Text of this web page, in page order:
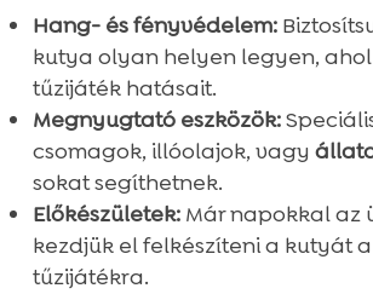
Hang- és fényvédelem:
kutya olyan helyen legyen,
tűzijáték hatásait.
Megnyugtató eszközök:
csomagok, illóolajok, vagy
sokat segíthetnek.
Előkészületek:Már napokkal az
kezdjük el felkészíteni a kutyát
tűzijátékra.